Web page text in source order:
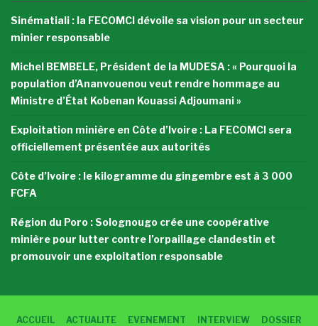
Sinématiali : la FECOMCI dévoile sa vision pour un secteur
minier responsable
Michel BEMBELE, Président de la MUDESA : « Pourquoi la
population d’Ananvouenou veut rendre hommage au
Ministre d’État Kobenan Kouassi Adjoumani »
Exploitation minière en Côte d’Ivoire : La FECOMCI sera
officiellement présentée aux autorités
Côte d’Ivoire : le kilogramme du gingembre est à 3 000
FCFA
Région du Poro : Solognougo crée une coopérative
minière pour lutter contre l’orpaillage clandestin et
promouvoir une exploitation responsable
ACCUEIL ACTUALITE EVENEMENT INTERVIEW DOSSIER